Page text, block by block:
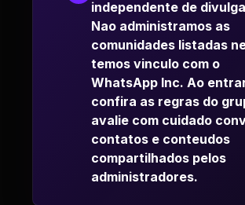
independente de
Nao administramos as
comunidades listadas
temos vinculo com o
WhatsApp Inc. Ao
confira as regras do
avalie com cuidado
contatos e conteudos
compartilhados pelos
administradores.